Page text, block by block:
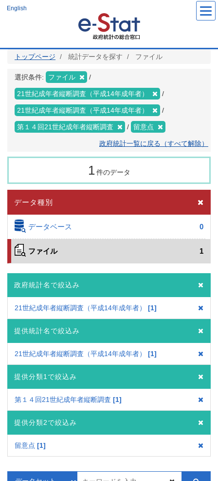
ツ
English
トップページ 統計データを探す ファイル
選択条件: ファイル
21世紀成年者縦断調査（平成14年成年者）
21世紀成年者縦断調査（平成14年成年者）
第１４回21世紀成年者縦断調査 留意点
政府統計一覧に戻る（すべて解除）
1 件のデータ
データ種別
データベース 0
ファイル 1
政府統計名で絞込み
21世紀成年者縦断調査（平成14年成年者） 1
提供統計名で絞込み
21世紀成年者縦断調査（平成14年成年者） 1
提供分類1で絞込み
第１４回21世紀成年者縦断調査 1
提供分類2で絞込み
留意点 1